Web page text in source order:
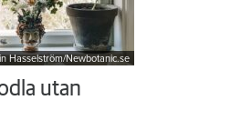
Hasselström/Newbotanic.se
utan